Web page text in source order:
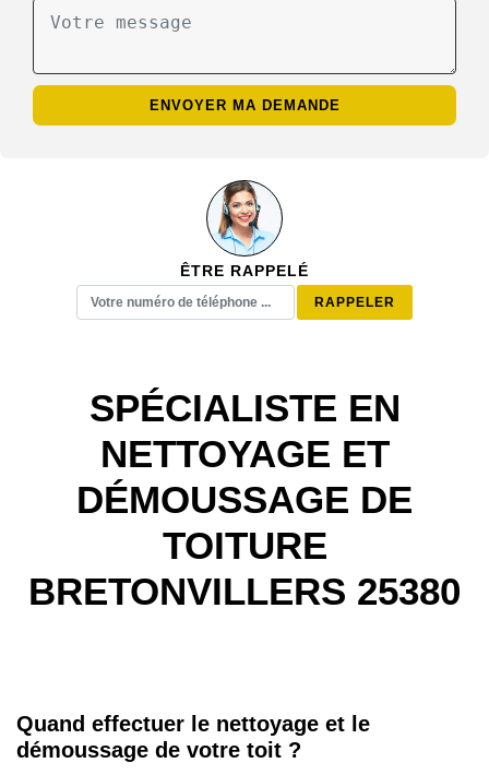
ÊTRE RAPPELÉ
SPÉCIALISTE EN
NETTOYAGE ET
DÉMOUSSAGE DE
TOITURE
BRETONVILLERS 25380
Quand effectuer le nettoyage et le
démoussage de votre toit ?